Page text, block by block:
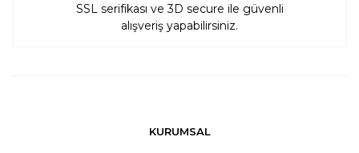
SSL serifikası ve 3D secure ile güvenli
alışveriş yapabilirsiniz.
KURUMSAL